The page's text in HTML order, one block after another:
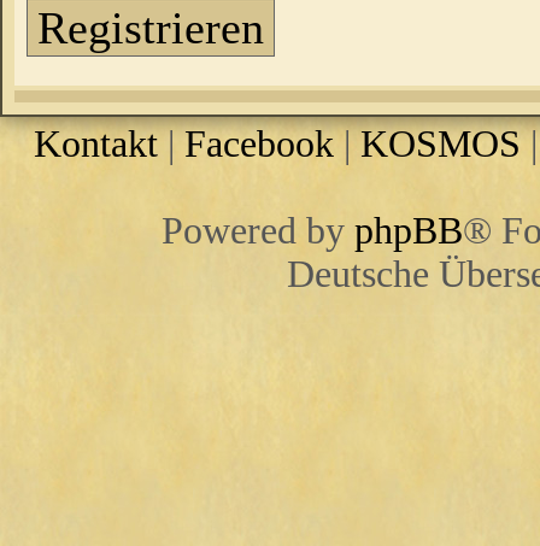
Registrieren
Kontakt | Facebook |KOSMOS
Powered by phpBB®
Deutsche